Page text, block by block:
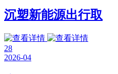
沉塑新能源出行取
28
2026-04